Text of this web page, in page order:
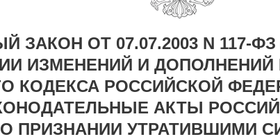
ЗАКОН ОТ 07.07.2003 N 117-ФЗ
ИЗМЕНЕНИЙ И ДОПОЛНЕНИЙ
КОДЕКСА РОССИЙСКОЙ
АКТЫ
ПРИЗНАНИИ УТРАТИВШИМИ